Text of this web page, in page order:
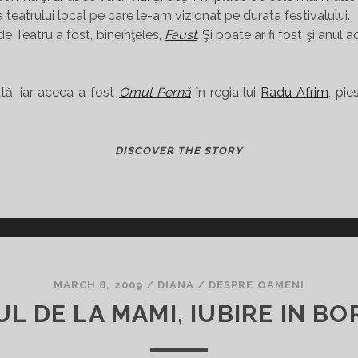
local pe care le-am vizionat pe durata festivalului.
Teatru a fost, bineînţeles, Faust. Şi poate ar fi fost şi anul
iar aceea a fost Omul Pernăîn regia lui Radu Afrim,
DISCOVER THE STORYDOR
MARCH 8, 2009 / DIANA / DESPRE OAMENI
DE LA MAMI, IUBIRE IN